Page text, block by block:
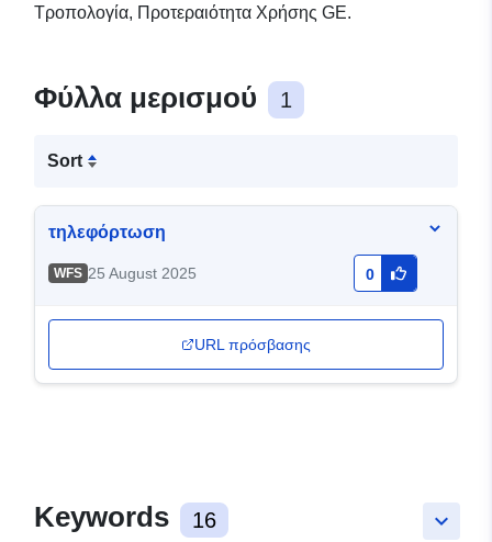
Τροπολογία, Προτεραιότητα Χρήσης GE.
Φύλλα μερισμού 1
Sort
τηλεφόρτωση
WFS 25 August 2025 0
URL πρόσβασης
keyboard_arrow_down
Keywords 16